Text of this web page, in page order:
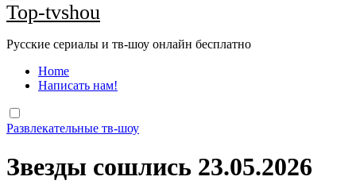
Top-tvshou
Русские сериалы и тв-шоу онлайн бесплатно
Home
Написать нам!
Развлекательные тв-шоу
Звезды сошлись 23.05.2026